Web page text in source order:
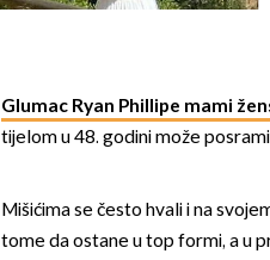
Glumac Ryan Phillipe mami
tijelom u 48. godini može
Mišićima se često hvali i na
tome da ostane u top formi, a u